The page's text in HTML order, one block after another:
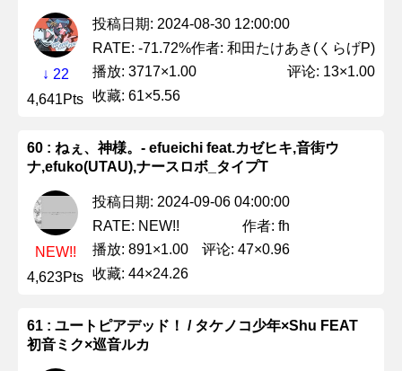
↓ 22
4,641Pts
投稿日期: 2024-08-30 12:00:00
RATE: -71.72%作者: 和田たけあき(くらげP)
播放: 3717×1.00
评论: 13×1.00
收藏: 61×5.56
60 : ねぇ、神様。- efueichi feat.カゼヒキ,音街ウ
ナ,efuko(UTAU),ナースロボ_タイプT
NEW!!
4,623Pts
投稿日期: 2024-09-06 04:00:00
RATE: NEW!!
作者: fh
播放: 891×1.00
评论: 47×0.96
收藏: 44×24.26
61 : ユートピアデッド！ / タケノコ少年×Shu FEAT
初音ミク×巡音ルカ